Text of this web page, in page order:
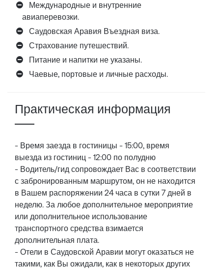
Международные и внутренние
авиаперевозки.
Саудовская Аравия Въездная виза.
Страхование путешествий.
Питание и напитки не указаны.
Чаевые, портовые и личные расходы.
Практическая информация
- Время заезда в гостиницы - 15:00, время
выезда из гостиниц - 12:00 по полудню
- Водитель/гид сопровождает Вас в соответствии
с забронированным маршрутом, он не находится
в Вашем распоряжении 24 часа в сутки 7 дней в
неделю. За любое дополнительное мероприятие
или дополнительное использование
транспортного средства взимается
дополнительная плата.
- Отели в Саудовской Аравии могут оказаться не
такими, как Вы ожидали, как в некоторых других